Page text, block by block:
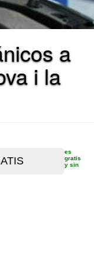
a
i la
es
gratis
y sin